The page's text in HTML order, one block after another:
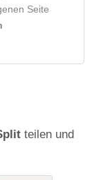
Seite
teilen und